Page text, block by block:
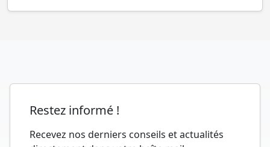
Restez informé !
Recevez nos derniers conseils et actualités